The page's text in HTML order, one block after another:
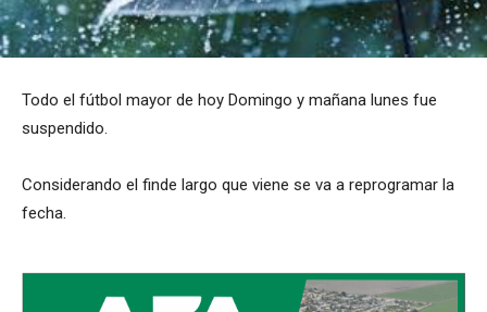
Todo el fútbol mayor de hoy Domingo y mañana lunes fue
suspendido.
Considerando el finde largo que viene se va a reprogramar la
fecha.